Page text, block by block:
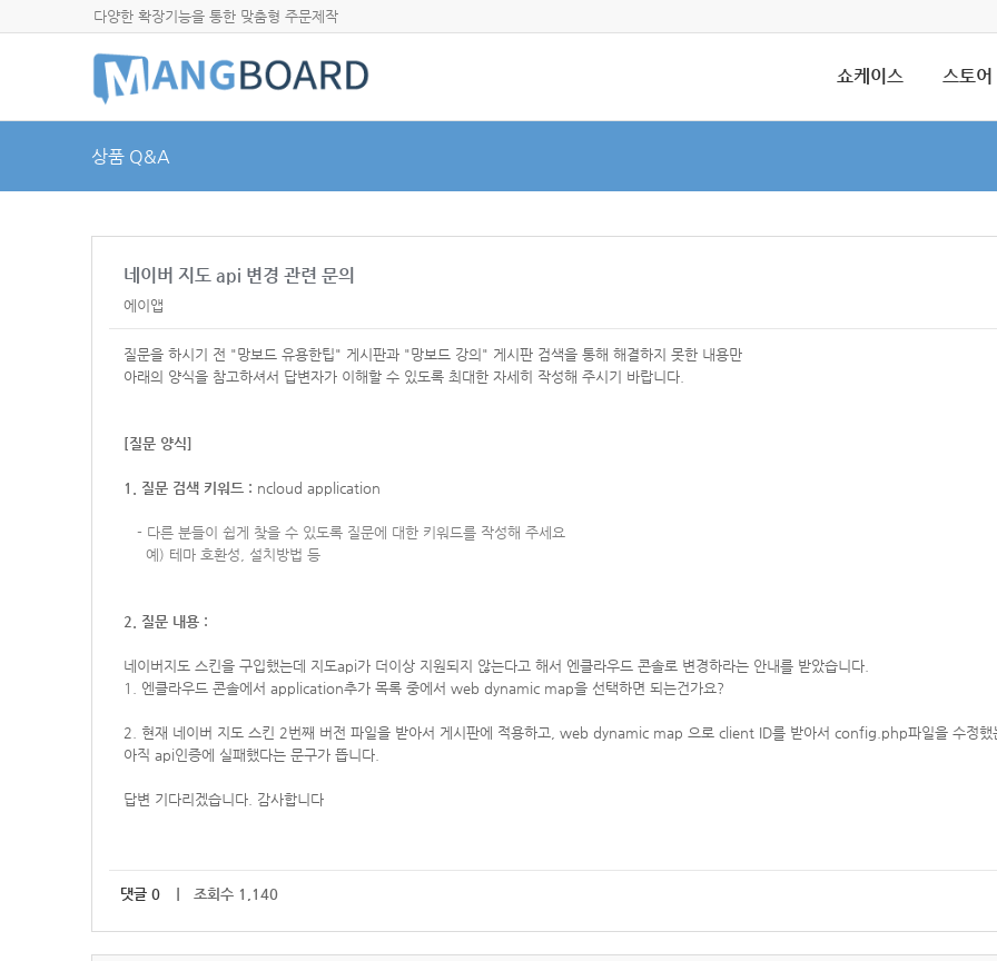
다양한 확장기능을 통한 맞춤형 주문제작
쇼케이스 스토어
상품 Q&A
네이버 지도 api 변경 관련 문의
에이앱
질문을 하시기 전 "망보드 유용한팁" 게시판과 "망보드 강의" 게시판 검색을 통해 해결하지 못한 내용만
아래의 양식을 참고하셔서 답변자가 이해할 수 있도록 최대한 자세히 작성해 주시기 바랍니다.
[질문 양식]
1. 질문 검색 키워드 : ncloud application
- 다른 분들이 쉽게 찾을 수 있도록 질문에 대한 키워드를 작성해 주세요
예) 테마 호환성, 설치방법 등
2. 질문 내용 :
네이버지도 스킨을 구입했는데 지도api가 더이상 지원되지 않는다고 해서 엔클라우드 콘솔로 변경하라는 안내를 받았습니다.
1. 엔클라우드 콘솔에서 application추가 목록 중에서 web dynamic map을 선택하면 되는건가요?
2. 현재 네이버 지도 스킨 2번째 버전 파일을 받아서 게시판에 적용하고, web dynamic map 으로 client ID를 받아서 config.php파일을 수정했
아직 api인증에 실패했다는 문구가 뜹니다.
답변 기다리겠습니다. 감사합니다
댓글 0 ｜ 조회수 1,140